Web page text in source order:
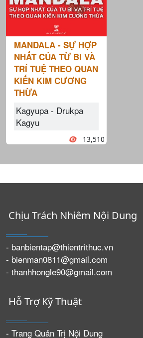
MANDALA - SỰ HỢP
NHẤT CỦA TỪ BI VÀ
TRÍ TUỆ THEO QUAN
KIẾN KIM CƯƠNG
THỪA
Kagyupa - Drukpa
Kagyu
13,510
Chịu Trách Nhiêm Nội Dung
- banbientap@thientrithuc.vn
- bienman0811@gmail.com
- thanhhongle90@gmail.com
Hỗ Trợ Kỹ Thuật
- Trang Quản Trị Nội Dung